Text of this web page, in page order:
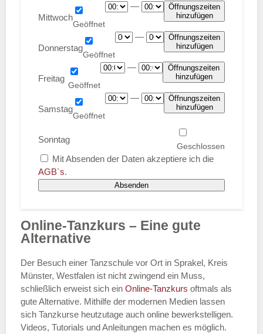
Mittwoch
—
Öffnungszeiten
hinzufügen
Donnerstag
—
Öffnungszeiten
hinzufügen
Freitag
—
Öffnungszeiten
hinzufügen
Samstag
—
Öffnungszeiten
hinzufügen
Sonntag
Mit Absenden der Daten akzeptiere ich die
AGB`s.
Absenden
Online-Tanzkurs – Eine gute
Alternative
Der Besuch einer Tanzschule vor Ort in Sprakel, Kreis
Münster, Westfalen ist nicht zwingend ein Muss,
schließlich erweist sich ein Online-Tanzkurs oftmals als
gute Alternative. Mithilfe der modernen Medien lassen
sich Tanzkurse heutzutage auch online bewerkstelligen.
Videos, Tutorials und Anleitungen machen es möglich.